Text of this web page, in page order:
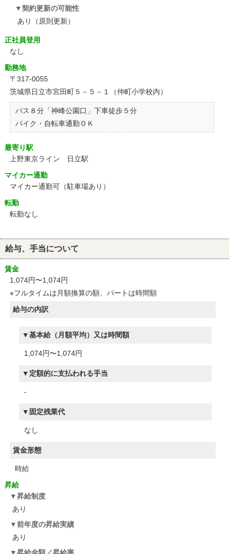
契約更新の可能性
あり（原則更新）
正社員登用
なし
勤務地
〒317-0055
茨城県日立市宮田町５－５－１（仲町小学校内）
バス８分「神峰公園口」下車徒歩５分
バイク・自転車通勤ＯＫ
最寄り駅
上野東京ライン 日立駅
マイカー通勤
マイカー通勤可（駐車場あり）
転勤
転勤なし
給与、手当について
賃金
1,074円〜1,074円
※フルタイムは月額換算の額、パートは時間額
給与の内訳
基本給（月額平均）又は時間額
1,074円〜1,074円
定額的に支払われる手当
-
固定残業代
なし
賃金形態
時給
昇給
昇給制度
あり
前年度の昇給実績
あり